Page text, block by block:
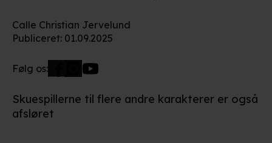
Calle Christian Jervelund
Publiceret: 01.09.2025
Følg os:
Skuespillerne til flere andre karakterer er også
afsløret